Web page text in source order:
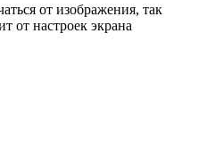
от изображения, так
от настроек экрана